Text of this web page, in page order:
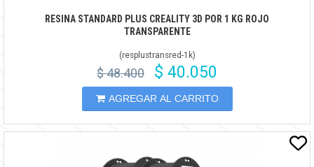
RESINA STANDARD PLUS CREALITY 3D POR 1 KG ROJO
TRANSPARENTE
(resplustransred-1k)
$ 48.400 $ 40.050
AGREGAR AL CARRITO